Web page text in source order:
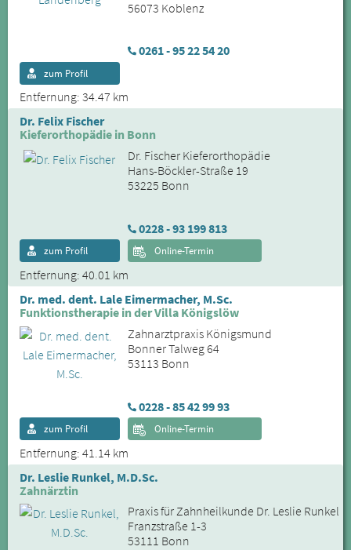
56073 Koblenz
0261 - 95 22 54 20
Entfernung: 34.47 km
zum Profil
Dr. Felix Fischer
Kieferorthopädie in Bonn
Dr. Fischer Kieferorthopädie
Hans-Böckler-Straße 19
53225 Bonn
0228 - 93 199 813
Entfernung: 40.01 km
zum Profil Online-Termin
Dr. med. dent. Lale Eimermacher, M.Sc.
Funktionstherapie in der Villa Königslöw
Zahnarztpraxis Königsmund
Bonner Talweg 64
53113 Bonn
0228 - 85 42 99 93
Entfernung: 41.14 km
zum Profil Online-Termin
Dr. Leslie Runkel, M.D.Sc.
Zahnärztin
Praxis für Zahnheilkunde Dr. Leslie Runkel
Franzstraße 1-3
53111 Bonn